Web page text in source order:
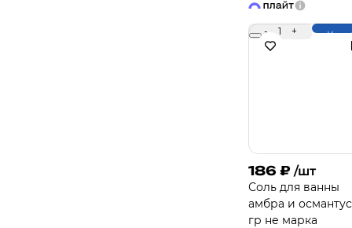
- 1 +
186 ₽ /шт
Соль для ванны
амбра и
гр не марка